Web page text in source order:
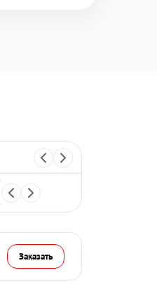
воздушной
Заказать